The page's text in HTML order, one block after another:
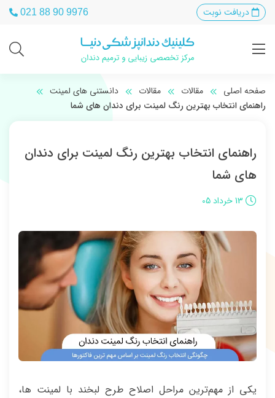
دریافت نوبت 021 88 90 9976
صفحه اصلی مقالات مقالات
دانستنی های لمینت
راهنمای انتخاب بهترین رنگ لمینت برای دندان های شما
راهنمای انتخاب بهترین رنگ لمینت برای دندان
های شما
یکی از مهم‌ترین مراحل اصلاح طرح لبخند با لمینت ها،